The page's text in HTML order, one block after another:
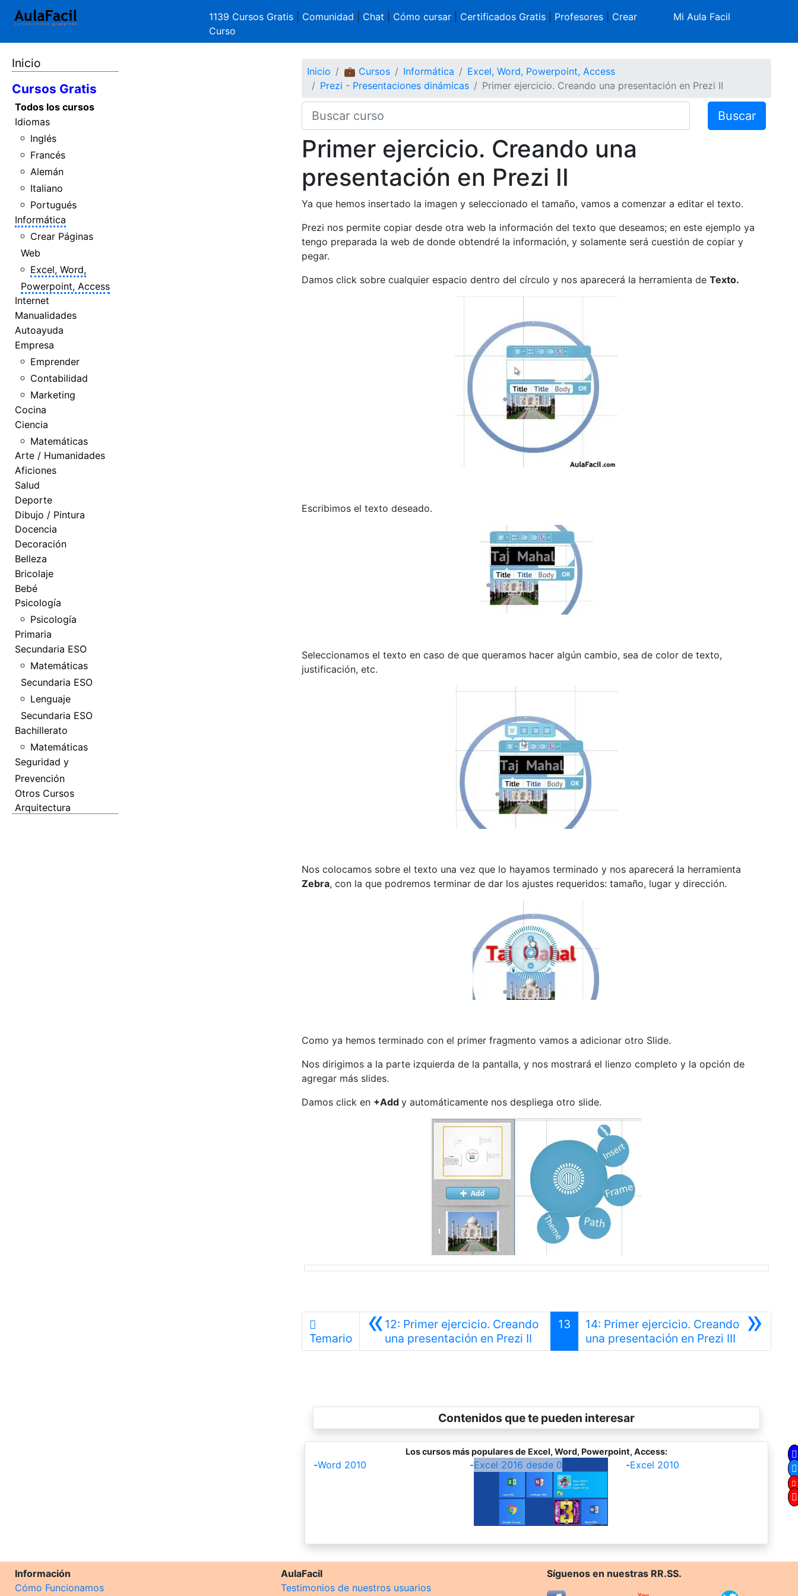
1139 Cursos Gratis Comunidad Chat Cómo cursar| Certificados Gratis| Profesores| Crear
Curso
Mi Aula Facil
Inicio
Cursos Gratis
Todos los cursos
Idiomas
Inglés
Francés
Alemán
Italiano
Portugués
Informática
Crear Páginas
Web
Excel, Word,
Powerpoint, Access
Internet
Manualidades
Autoayuda
Empresa
Emprender
Contabilidad
Marketing
Cocina
Ciencia
Matemáticas
Arte / Humanidades
Aficiones
Salud
Deporte
Dibujo / Pintura
Docencia
Decoración
Belleza
Bricolaje
Bebé
Psicología
Psicología
Primaria
Secundaria ESO
Matemáticas
Secundaria ESO
Lenguaje
Secundaria ESO
Bachillerato
Matemáticas
Seguridad y
Prevención
Otros Cursos
Arquitectura
Inicio 💼 Cursos Informática
Excel, Word, Powerpoint, Access
Prezi - Presentaciones dinámicas
Primer ejercicio. Creando una presentación en Prezi II
Buscar
Primer ejercicio. Creando una
presentación en Prezi II
Ya que hemos insertado la imagen y seleccionado el tamaño, vamos a comenzar a editar el texto.
Prezi nos permite copiar desde otra web la información del texto que deseamos; en este ejemplo ya
tengo preparada la web de donde obtendré la información, y solamente será cuestión de copiar y
pegar.
Damos click sobre cualquier espacio dentro del círculo y nos aparecerá la herramienta de Texto.
Escribimos el texto deseado.
Seleccionamos el texto en caso de que queramos hacer algún cambio, sea de color de texto,
justificación, etc.
Nos colocamos sobre el texto una vez que lo hayamos terminado y nos aparecerá la herramienta
Zebra, con la que podremos terminar de dar los ajustes requeridos: tamaño, lugar y dirección.
Como ya hemos terminado con el primer fragmento vamos a adicionar otro Slide.
Nos dirigimos a la parte izquierda de la pantalla, y nos mostrará el lienzo completo y la opción de
agregar más slides.
Damos click en +Add y automáticamente nos despliega otro slide.
Temario «12: Primer ejercicio. Creando
una presentación en Prezi IIAnterior
13 »
14: Primer ejercicio. Creando
una presentación en Prezi IIISiguiente
Contenidos que te pueden interesar
Los cursos más populares de Excel, Word, Powerpoint, Access:
-Word 2010 -Excel 2016 desde 0 -Excel 2010
Información
Cómo Funcionamos
AulaFacil
Testimonios de nuestros usuarios
Síguenos en nuestras RR.SS.